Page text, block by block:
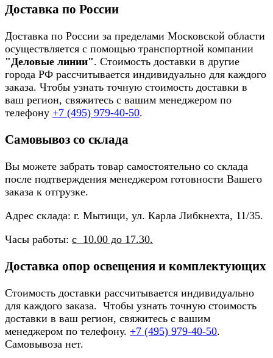
Доставка по России
Доставка по России за пределами Московской области
осуществляется с помощью транспортной компании
"Деловые линии". Стоимость доставки в другие
города РФ рассчитывается индивидуально для каждого
заказа. Чтобы узнать точную стоимость доставки в
ваш регион, свяжитесь с вашим менеджером по
телефону +7 (495) 979-40-50.
Самовывоз со склада
Вы можете забрать товар самостоятельно со склада
после подтверждения менеджером готовности Вашего
заказа к отгрузке.
Адрес склада: г. Мытищи, ул. Карла Либкнехта, 11/35.
Часы работы: с 10.00 до 17.30.
Доставка опор освещения и комплектующих
Стоимость доставки рассчитывается индивидуально
для каждого заказа. Чтобы узнать точную стоимость
доставки в ваш регион, свяжитесь с вашим
менеджером по телефону. +7 (495) 979-40-50.
Самовывоза нет.